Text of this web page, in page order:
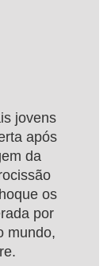
jovens
após
da
os
por
mundo,